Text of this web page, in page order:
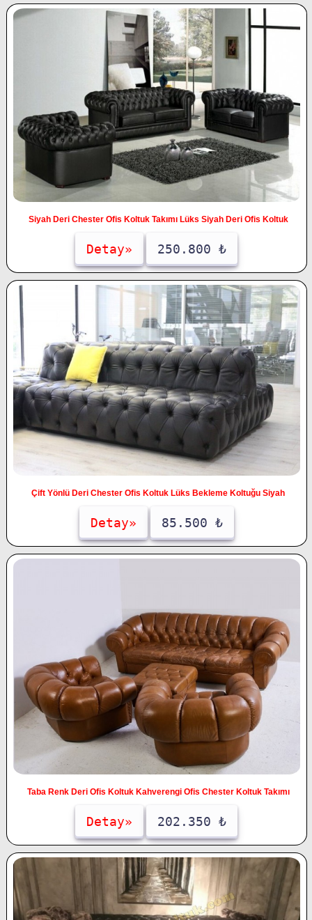
Siyah Deri Chester Ofis Koltuk Takımı Lüks Siyah Deri Ofis Koltuk
Detay» 250.800 ₺
Çift Yönlü Deri Chester Ofis Koltuk Lüks Bekleme Koltuğu Siyah
Detay» 85.500 ₺
Taba Renk Deri Ofis Koltuk Kahverengi Ofis Chester Koltuk Takımı
Detay» 202.350 ₺